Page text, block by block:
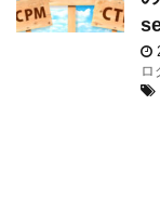
ロ